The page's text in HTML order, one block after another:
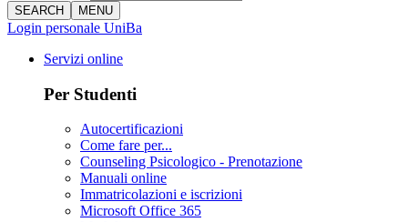
SEARCH MENU
Login personale UniBa
Servizi online
Per Studenti
Autocertificazioni
Come fare per...
Counseling Psicologico - Prenotazione
Manuali online
Immatricolazioni e iscrizioni
Microsoft Office 365